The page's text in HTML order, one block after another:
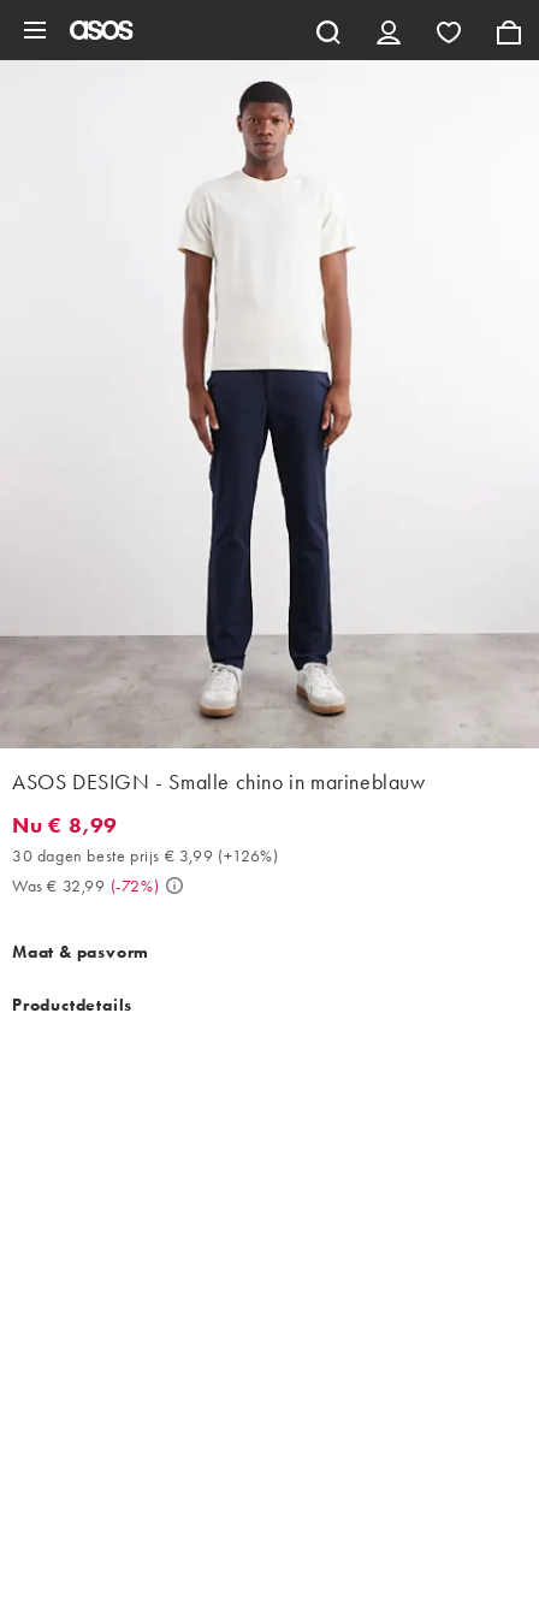
ASOS DESIGN - Smalle chino in marineblauw
Nu € 8,99. 30 dagen beste prijs € 3,99 (+126%). Was € 32,99.
Nu € 8,99
30 dagen beste prijs € 3,99 (+126%)
Was € 32,99 (-72%)
Maat & pasvorm
Productdetails